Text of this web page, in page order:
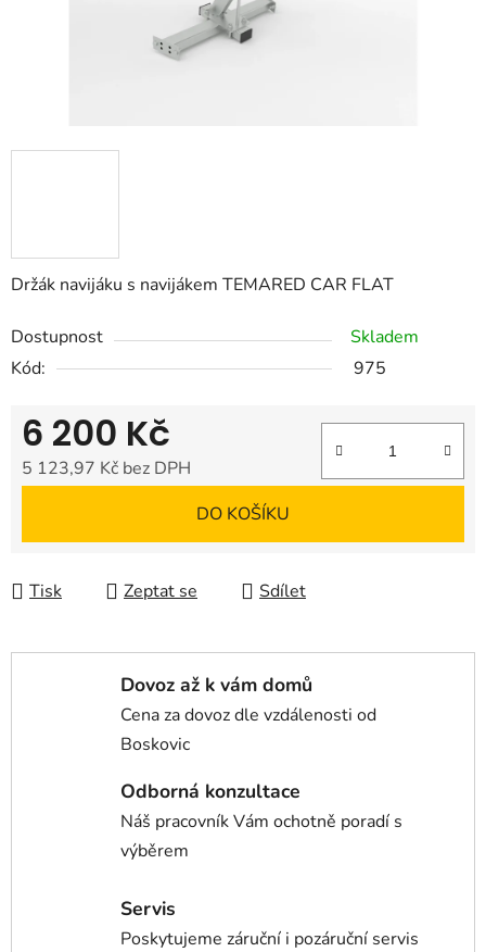
Držák navijáku s navijákem TEMARED CAR FLAT
Dostupnost
Skladem
Kód:
975
6 200 Kč
5 123,97 Kč bez DPH
DO KOŠÍKU
Tisk Zeptat se Sdílet
Dovoz až k vám domů
Cena za dovoz dle vzdálenosti od
Boskovic
Odborná konzultace
Náš pracovník Vám ochotně poradí s
výběrem
Servis
Poskytujeme záruční i pozáruční servis